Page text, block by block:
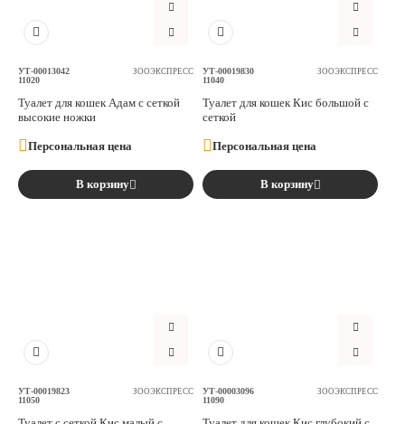
Расходные материалы
Шовный материал
УТ-00013042
11020
ЗООЭКСПРЕСС
Туалет для кошек Адам с сеткой
высокие ножки
Персональная цена
В корзину
УТ-00019830
11040
ЗООЭКСПРЕСС
Туалет для кошек Кис большой с
сеткой
Персональная цена
В корзину
УТ-00019823
11050
ЗООЭКСПРЕСС
УТ-00003096
11090
ЗООЭКСПРЕСС